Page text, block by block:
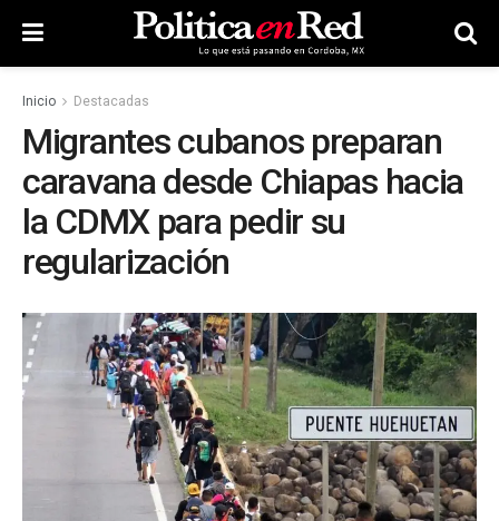
Inicio Destacadas
Migrantes cubanos preparan
caravana desde Chiapas hacia
la CDMX para pedir su
regularización